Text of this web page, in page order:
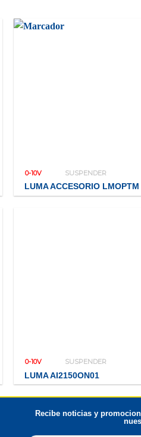
0-10V SUSPENDER
LUMA ACCESORIO LMOPTM
0-10V SUSPENDER
LUMA AI2150ON01
Recibe noticias y